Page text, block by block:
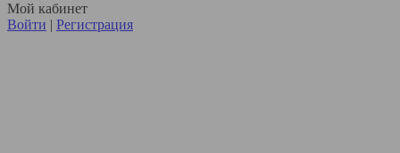
Мой кабинет
Войти | Регистрация